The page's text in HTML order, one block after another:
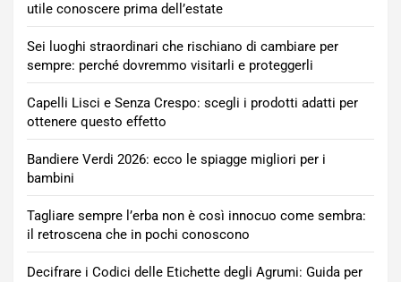
utile conoscere prima dell’estate
Sei luoghi straordinari che rischiano di cambiare per
sempre: perché dovremmo visitarli e proteggerli
Capelli Lisci e Senza Crespo: scegli i prodotti adatti per
ottenere questo effetto
Bandiere Verdi 2026: ecco le spiagge migliori per i
bambini
Tagliare sempre l’erba non è così innocuo come sembra:
il retroscena che in pochi conoscono
Decifrare i Codici delle Etichette degli Agrumi: Guida per